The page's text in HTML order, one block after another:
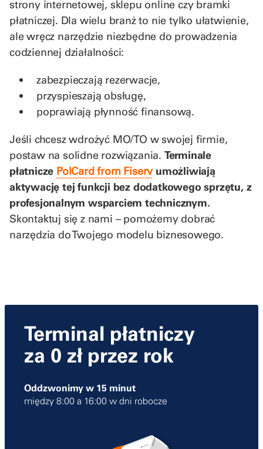
strony internetowej, sklepu online czy bramki
płatniczej. Dla wielu branż to nie tylko ułatwienie,
ale wręcz narzędzie niezbędne do prowadzenia
codziennej działalności:
zabezpieczają rezerwacje,
przyspieszają obsługę,
poprawiają płynność finansową.
Jeśli chcesz wdrożyć MO/TO w swojej firmie,
postaw na solidne rozwiązania. Terminale
płatnicze PolCard from Fiservumożliwiają
aktywację tej funkcji bez dodatkowego sprzętu, z
profesjonalnym wsparciem technicznym.
Skontaktuj się z nami – pomożemy dobrać
narzędzia do Twojego modelu biznesowego.
Terminal płatniczy
za 0 zł przez rok
Oddzwonimy w 15 minut
między 8:00 a 16:00 w dni robocze